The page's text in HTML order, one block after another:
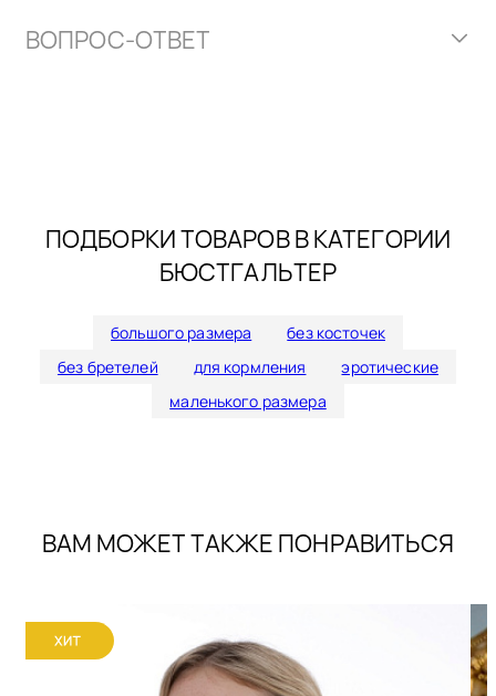
ВОПРОС-ОТВЕТ
ПОДБОРКИ ТОВАРОВ В КАТЕГОРИИ
БЮСТГАЛЬТЕР
большого размера
без косточек
без бретелей
для кормления
эротические
маленького размера
ВАМ МОЖЕТ ТАКЖЕ ПОНРАВИТЬСЯ